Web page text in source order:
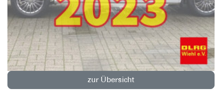
zur Übersicht